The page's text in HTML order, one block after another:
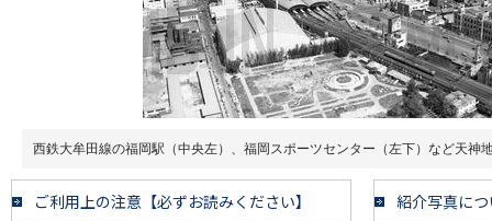
西鉄大牟田線の福岡駅（中央左）、福岡スポーツセンター（左下）など天神
ご利用上の注意【必ずお読みください】 紹介写真に